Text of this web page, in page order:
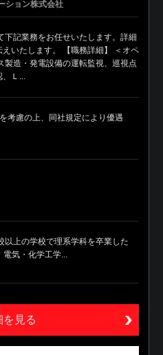
ション株式会社
下記業務をお任せいたします。詳細
いたします。 【職務詳細】 ＜オペ
製造・発電設備の運転監視、巡視点
、Ｌ...
考慮の上、同社規定により優遇
以上の学校で理系学科を卒業した
電気・化学工学...
を見る